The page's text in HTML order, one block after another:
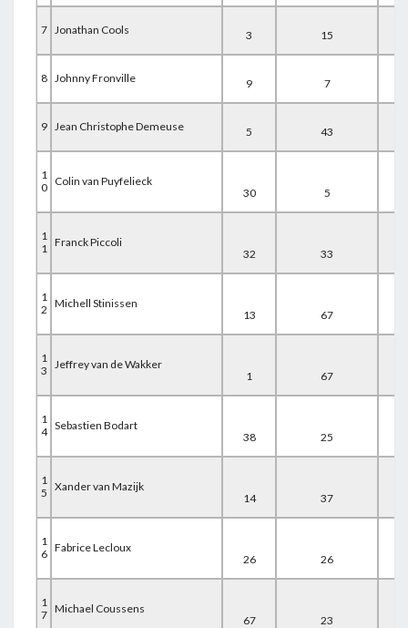
7 Jonathan Cools 3 15
8 Johnny Fronville 9 7
9 Jean Christophe Demeuse 5 43
1
0
Colin van Puyfelieck
30
5
1
1 Franck Piccoli
32
33
1
2
Michell Stinissen
13
67
1
3
Jeffrey van de Wakker
1
67
1
4 Sebastien Bodart
38
25
1
5
Xander van Mazijk
14
37
1
6 Fabrice Lecloux
26
26
1
7 Michael Coussens
67
23